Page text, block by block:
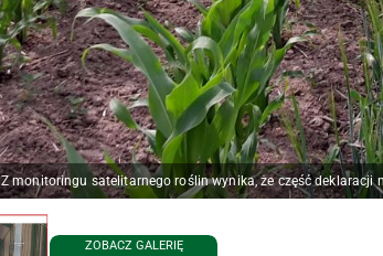
Z monitoringu satelitarnego roślin wynika, że część deklaracji
ZOBACZ GALERIĘ